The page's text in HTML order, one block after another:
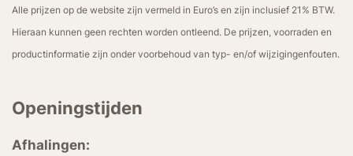
Alle prijzen op de website zijn vermeld in Euro’s en zijn inclusief 21% BTW.
Hieraan kunnen geen rechten worden ontleend. De prijzen, voorraden en
productinformatie zijn onder voorbehoud van typ- en/of wijzigingenfouten.
Openingstijden
Afhalingen: